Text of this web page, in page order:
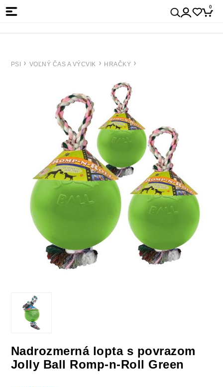
0
PSI VOĽNÝ ČAS A VÝCVIK HRAČKY
Nadrozmerná lopta s povrazom
Jolly Ball Romp-n-Roll Green